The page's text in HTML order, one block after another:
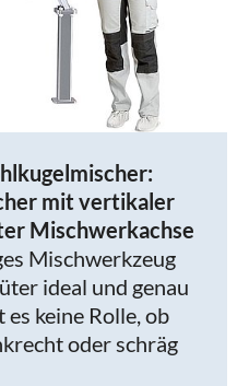
mit vertikaler
Mischwerkachse
Mischwerkzeug
ideal und genau
keine Rolle, ob
oder schräg